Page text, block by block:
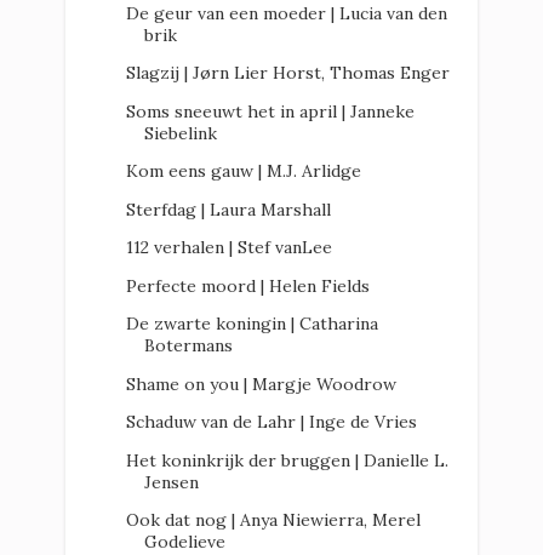
De geur van een moeder | Lucia van den
brik
Slagzij | Jørn Lier Horst, Thomas Enger
Soms sneeuwt het in april | Janneke
Siebelink
Kom eens gauw | M.J. Arlidge
Sterfdag | Laura Marshall
112 verhalen | Stef vanLee
Perfecte moord | Helen Fields
De zwarte koningin | Catharina
Botermans
Shame on you | Margje Woodrow
Schaduw van de Lahr | Inge de Vries
Het koninkrijk der bruggen | Danielle L.
Jensen
Ook dat nog | Anya Niewierra, Merel
Godelieve